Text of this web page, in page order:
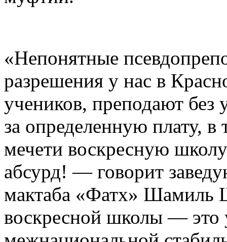
«Непонятные
разрешения у нас в
учеников, преподают без
за определенную плату,
мечети воскресную
абсурд! — говорит
мактаба «Фатх» Шамиль
воскресной школы — это